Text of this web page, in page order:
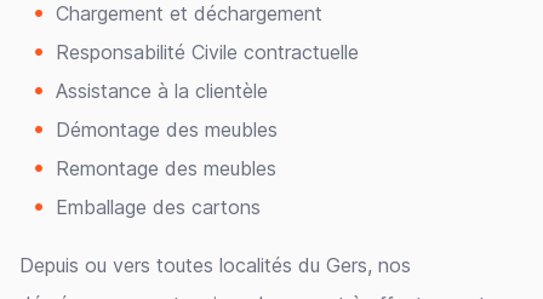
Chargement et déchargement
Responsabilité Civile contractuelle
Assistance à la clientèle
Démontage des meubles
Remontage des meubles
Emballage des cartons
Depuis ou vers toutes localités du Gers, nos